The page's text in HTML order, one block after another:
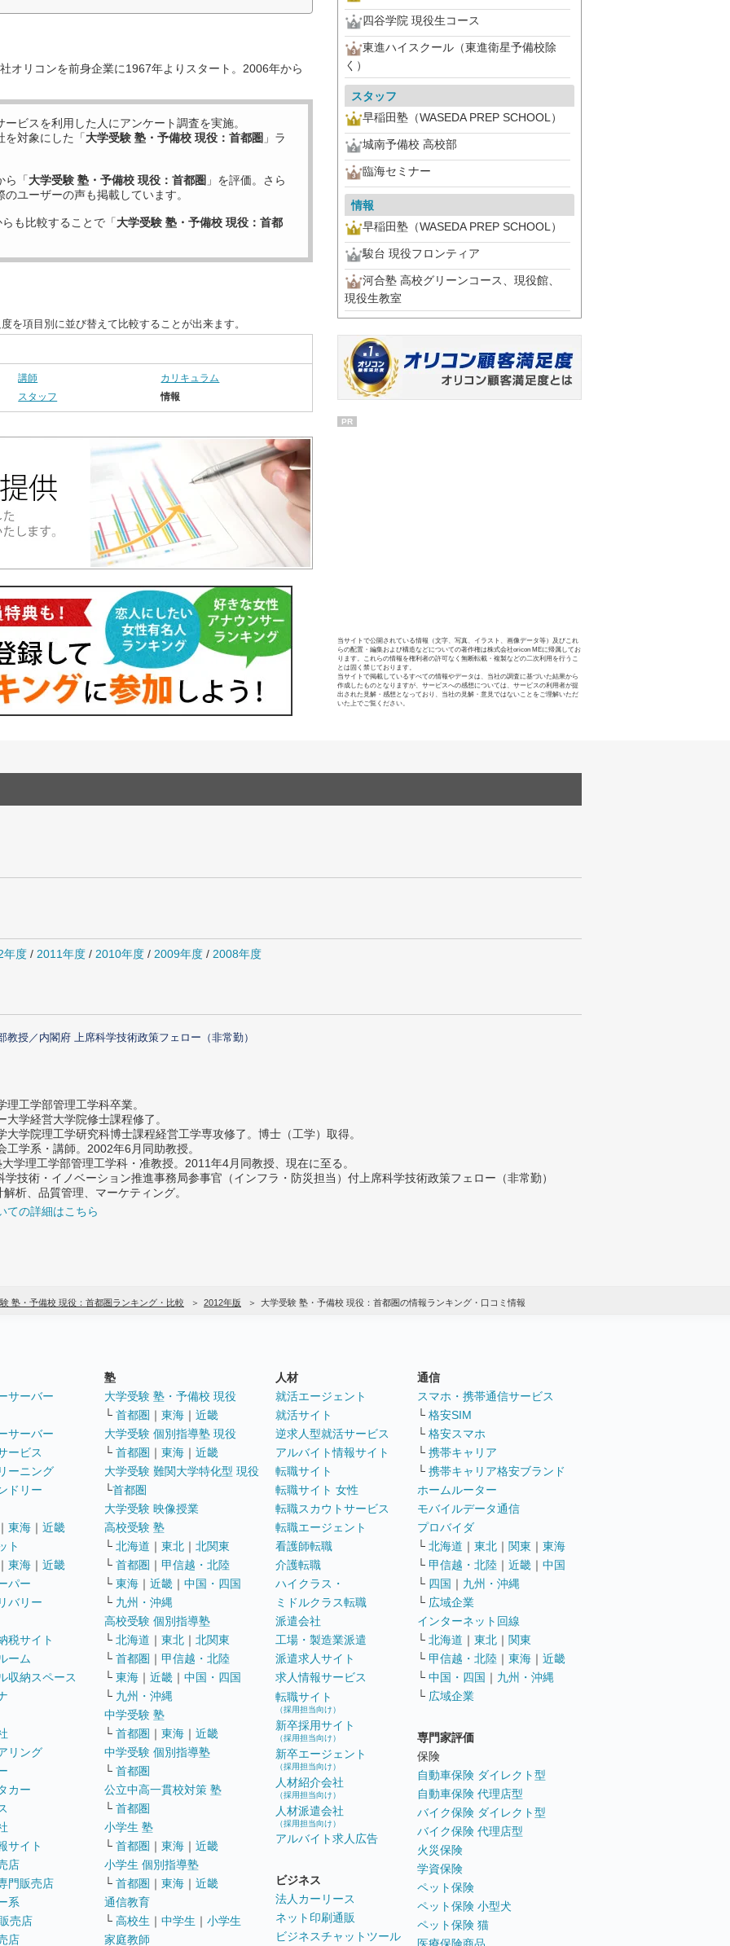
オリコンを前身企業に1967年よりスタート。2006年から
ービスを利用した 人にアンケート調査を実施。
を対象にした「大学受験 塾・予備校 現役：首都圏 」ラ
ら「大学受験 塾・予備校 現役：首都圏 」を評価。さら
ユーザーの声も掲載しています。
も比較することで「大学受験 塾・予備校 現役：首都
を項目別に並び替えて比較することが出来ます。
講師
カリキュラム
スタッフ
情報
四谷学院 現役生コース
東進ハイスクール（東進衛星予備校除
く）
スタッフ
早稲田塾（WASEDA PREP SCHOOL）
城南予備校 高校部
臨海セミナー
情報
早稲田塾（WASEDA PREP SCHOOL）
駿台 現役フロンティア
河合塾 高校グリーンコース、現役館、
現役生教室
PR
当サイトで公開されている情報（文字、写真、イラスト、画像データ等）及びこれ
らの配置・編集および構造などについての著作権は株式会社oricon MEに帰属してお
ります。これらの情報を権利者の許可なく無断転載・複製などの二次利用を行うこ
とは固く禁じております。
当サイトで掲載しているすべての情報やデータは、当社の調査に基づいた結果から
作成したものとなりますが、サービスへの感想については、サービスの利用者が提
出された見解・感想となっており、当社の見解・意見ではないことをご理解いただ
いた上でご覧ください。
年度 / 2011年度 / 2010年度 / 2009年度 / 2008年度
教授／内閣府 上席科学技術政策フェロー（非常勤）
工学部管理工学科卒業。
学経営大学院修士課程修了。
大学院理工学研究科博士課程経営工学専攻修了。博士（工学）取得。
工学系・講師。2002年6月同助教授。
学理工学部管理工学科・准教授。2011年4月同教授、現在に至る。
技術・イノベーション推進事務局参事官（インフラ・防災担当）付上席科学技術政策フェロー（非常勤）
析、品質管理、マーケティング。
の詳細はこちら
塾・予備校 現役：首都圏ランキング・比較 2012年版 大学受験 塾・予備校 現役：首都圏の情報ランキング・口コミ情報
サーバー
サーバー
ービス
ーニング
ドリー
東海 ｜ 近畿
ト
東海 ｜ 近畿
パー
バリー
税サイト
ーム
収納スペース
リング
カー
サイト
店
門販売店
系
売店
店
塾
大学受験 塾・予備校 現役
└ 首都圏 ｜ 東海 ｜ 近畿
大学受験 個別指導塾 現役
└ 首都圏 ｜ 東海 ｜ 近畿
大学受験 難関大学特化型 現役
└首都圏
大学受験 映像授業
高校受験 塾
└ 北海道 ｜ 東北 ｜ 北関東
└ 首都圏 ｜ 甲信越・北陸
└ 東海 ｜ 近畿 ｜ 中国・四国
└ 九州・沖縄
高校受験 個別指導塾
└ 北海道 ｜ 東北 ｜ 北関東
└ 首都圏 ｜ 甲信越・北陸
└ 東海 ｜ 近畿 ｜ 中国・四国
└ 九州・沖縄
中学受験 塾
└ 首都圏 ｜ 東海 ｜ 近畿
中学受験 個別指導塾
└ 首都圏
公立中高一貫校対策 塾
└ 首都圏
小学生 塾
└ 首都圏 ｜ 東海 ｜ 近畿
小学生 個別指導塾
└ 首都圏 ｜ 東海 ｜ 近畿
通信教育
└ 高校生 ｜ 中学生 ｜ 小学生
家庭教師
人材
就活エージェント
就活サイト
逆求人型就活サービス
アルバイト情報サイト
転職サイト
転職サイト 女性
転職スカウトサービス
転職エージェント
看護師転職
介護転職
ハイクラス・
ミドルクラス転職
派遣会社
工場・製造業派遣
派遣求人サイト
求人情報サービス
転職サイト
（採用担当向け）
新卒採用サイト
（採用担当向け）
新卒エージェント
（採用担当向け）
人材紹介会社
（採用担当向け）
人材派遣会社
（採用担当向け）
アルバイト求人広告
ビジネス
法人カーリース
ネット印刷通販
ビジネスチャットツール
通信
スマホ・携帯通信サービス
└ 格安SIM
└ 格安スマホ
└ 携帯キャリア
└ 携帯キャリア格安ブランド
ホームルーター
モバイルデータ通信
プロバイダ
└ 北海道 ｜ 東北 ｜ 関東 ｜ 東海
└ 甲信越・北陸 ｜ 近畿 ｜ 中国
└ 四国 ｜ 九州・沖縄
└ 広域企業
インターネット回線
└ 北海道 ｜ 東北 ｜ 関東
└ 甲信越・北陸 ｜ 東海 ｜ 近畿
└ 中国・四国 ｜ 九州・沖縄
└ 広域企業
専門家評価
保険
自動車保険 ダイレクト型
自動車保険 代理店型
バイク保険 ダイレクト型
バイク保険 代理店型
火災保険
学資保険
ペット保険
ペット保険 小型犬
ペット保険 猫